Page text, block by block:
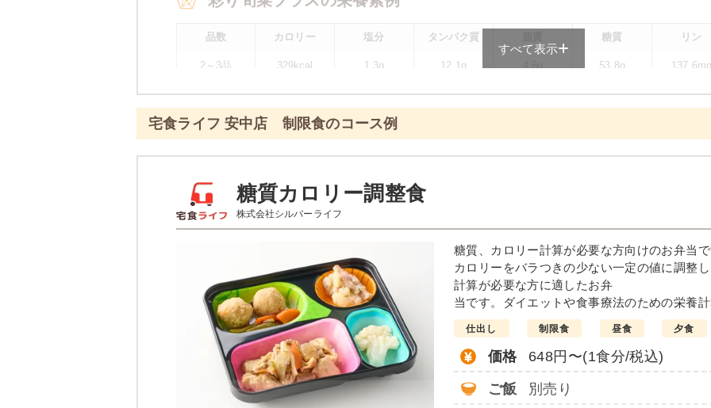
品数 カロリー 塩分 タンパク質 糖質 リン
2～3品 329kcal 1.3g 12.1g 4.6g 53.8g 137.6mg
※一例です。メニューにより前後します
彩り旬菜プラスのメニュー例
エビと青梗菜の塩あん
あさりとじゃが芋のピリ辛醤油仕立て
白滝と蒲鉾の煮物
※メニューの補足
しっとり卯の花
栄養素
※メニューの補足
-
＋彩り旬菜プラスの
※ その他備考
すべて表示
宅食ライフ 安中店 制限食のコース例
糖質カロリー調整食
株式会社シルバーライフ
糖質、カロリー計算が必要な方向けのお弁当
カロリーをバラつきの少ない一定の値に調整
計算が必要な方に適したお弁
当です。ダイエットや食事療法のための栄養
仕出し 制限食 昼食 夕食
価格 648円〜(1食分/税込)
ご飯 別売り